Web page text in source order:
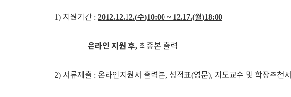
1) 지원기간 : 2012.12.12.(수)10:00 ~ 12.17.(월)18:00
온라인 지원 후, 최종본 출력
2) 서류제출 : 온라인지원서 출력본, 성적표(영문), 지도교수 및 학장추천서